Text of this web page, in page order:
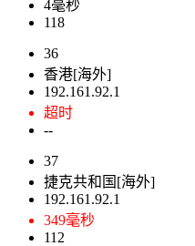
4毫秒
118
36
香港[海外]
192.161.92.1
超时
--
37
捷克共和国[海外]
192.161.92.1
349毫秒
112